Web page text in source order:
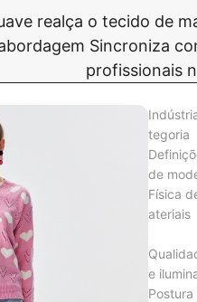
realça o tecido de
Sincroniza
profissionais
tegoria
de
Física
ateriais
e
o
Postura